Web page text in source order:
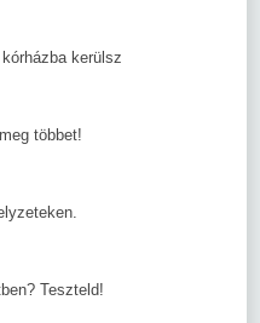
kerülsz
többet!
Teszteld!